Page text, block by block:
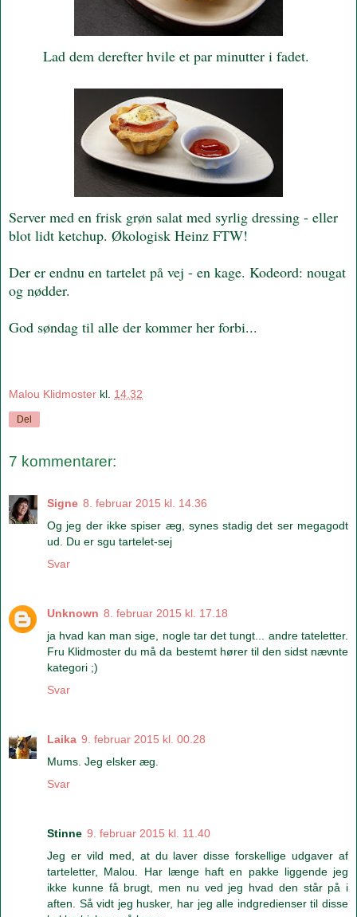
Lad dem derefter hvile et par minutter i fadet.
Server med en frisk grøn salat med syrlig dressing - eller
blot lidt ketchup. Økologisk Heinz FTW!
Der er endnu en tartelet på vej - en kage. Kodeord: nougat
og nødder.
God søndag til alle der kommer her forbi...
Malou Klidmoster kl. 14.32
Del
7 kommentarer:
Signe 8. februar 2015 kl. 14.36
Og jeg der ikke spiser æg, synes stadig det ser megagodt
ud. Du er sgu tartelet-sej
Svar
Unknown 8. februar 2015 kl. 17.18
ja hvad kan man sige, nogle tar det tungt... andre tateletter.
Fru Klidmoster du må da bestemt hører til den sidst nævnte
kategori ;)
Svar
Laika 9. februar 2015 kl. 00.28
Mums. Jeg elsker æg.
Svar
Stinne 9. februar 2015 kl. 11.40
Jeg er vild med, at du laver disse forskellige udgaver af
tarteletter, Malou. Har længe haft en pakke liggende jeg
ikke kunne få brugt, men nu ved jeg hvad den står på i
aften. Så vidt jeg husker, har jeg alle indgredienser til disse